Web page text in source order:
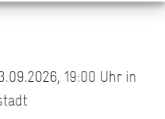
19:00 Uhr in